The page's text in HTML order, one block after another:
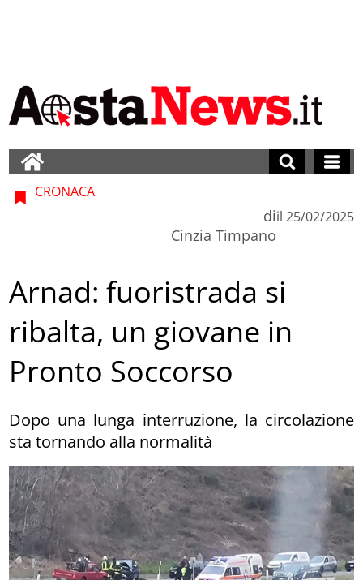
CRONACA
di
Cinzia Timpano
il 25/02/2025
Arnad: fuoristrada si
ribalta, un giovane in
Pronto Soccorso
Dopo una lunga interruzione, la circolazione
sta tornando alla normalità